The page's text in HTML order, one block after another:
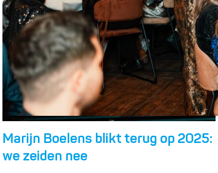
Marijn Boelens blikt terug op 2025:
we zeiden nee